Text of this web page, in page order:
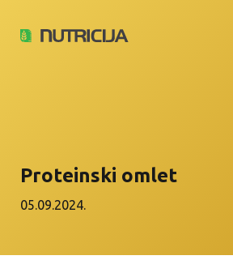
Proteinski omlet
05.09.2024.